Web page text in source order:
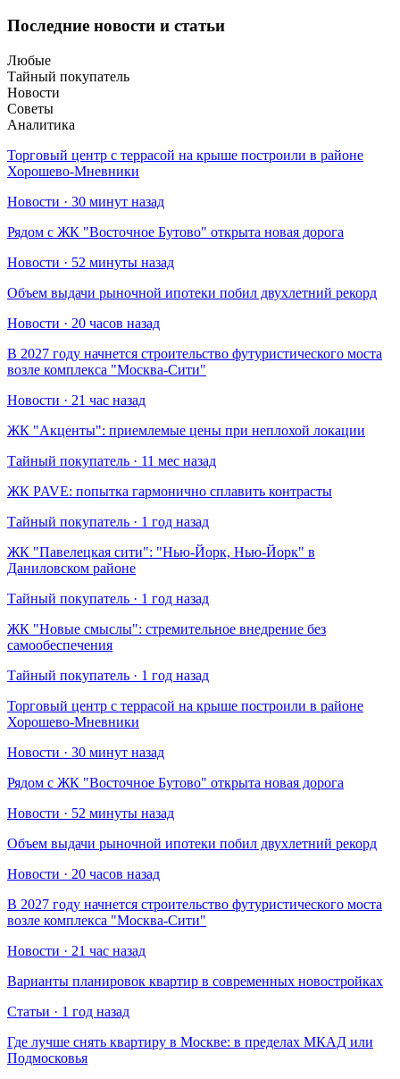
Последние новости и статьи
Любые
Тайный покупатель
Новости
Советы
Аналитика
Торговый центр с террасой на крыше построили в районе
Хорошево-Мневники
Новости · 30 минут назад
Рядом с ЖК "Восточное Бутово" открыта новая дорога
Новости · 52 минуты назад
Объем выдачи рыночной ипотеки побил двухлетний рекорд
Новости · 20 часов назад
В 2027 году начнется строительство футуристического моста
возле комплекса "Москва-Сити"
Новости · 21 час назад
​ЖК "Акценты": приемлемые цены при неплохой локации
Тайный покупатель · 11 мес назад
​ЖК PAVE: попытка гармонично сплавить контрасты
Тайный покупатель · 1 год назад
​ЖК "Павелецкая сити": "Нью-Йорк, Нью-Йорк" в
Даниловском районе
Тайный покупатель · 1 год назад
​ЖК "Новые смыслы": стремительное внедрение без
самообеспечения
Тайный покупатель · 1 год назад
Торговый центр с террасой на крыше построили в районе
Хорошево-Мневники
Новости · 30 минут назад
Рядом с ЖК "Восточное Бутово" открыта новая дорога
Новости · 52 минуты назад
Объем выдачи рыночной ипотеки побил двухлетний рекорд
Новости · 20 часов назад
В 2027 году начнется строительство футуристического моста
возле комплекса "Москва-Сити"
Новости · 21 час назад
Варианты планировок квартир в современных новостройках
Статьи · 1 год назад
Где лучше снять квартиру в Москве: в пределах МКАД или
Подмосковья